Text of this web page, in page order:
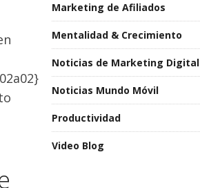
Marketing de Afiliados
Mentalidad & Crecimiento
Noticias de Marketing Digital
Noticias Mundo Móvil
Productividad
Video Blog